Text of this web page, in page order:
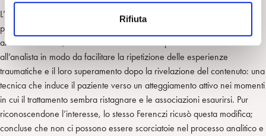
Rifiuta
L’analisi attiva, cui dedicò diversi lavori (1919b, 1921, 1924c) densi di
preziose osservazioni cliniche, consisteva per Ferenczi nel sostenere,
anche realmente, il ruolo che l’inconscio del paziente attribuisce
all’analista in modo da facilitare la ripetizione delle esperienze
traumatiche e il loro superamento dopo la rivelazione del contenuto: una
tecnica che induce il paziente verso un atteggiamento attivo nei momenti
in cui il trattamento sembra ristagnare e le associazioni esaurirsi. Pur
riconoscendone l’interesse, lo stesso Ferenczi ricusò questa modifica;
concluse che non ci possono essere scorciatoie nel processo analitico e